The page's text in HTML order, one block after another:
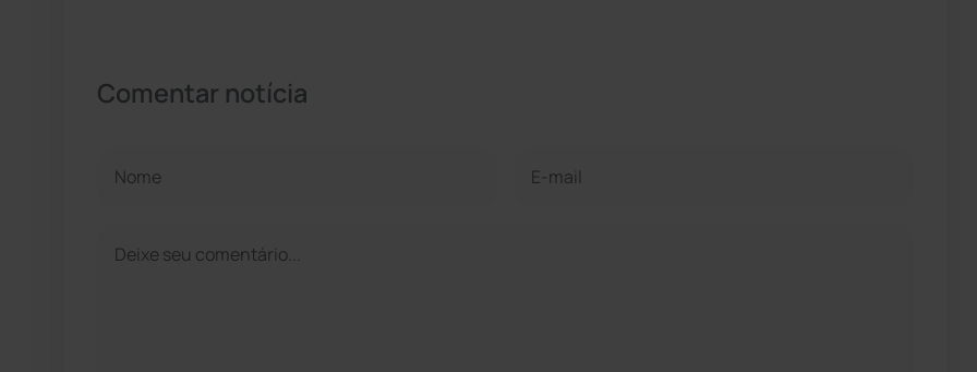
Comentar notícia